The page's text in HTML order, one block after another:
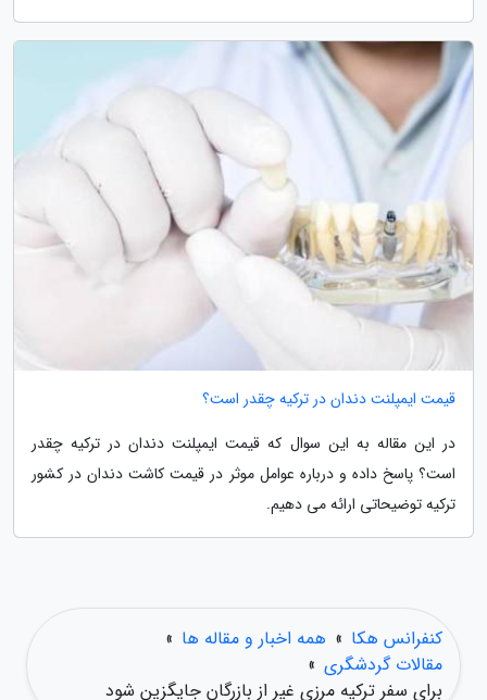
قیمت ایمپلنت دندان در ترکیه چقدر است؟
در این مقاله به این سوال که قیمت ایمپلنت دندان در ترکیه چقدر
است؟ پاسخ داده و درباره عوامل موثر در قیمت کاشت دندان در کشور
ترکیه توضیحاتی ارائه می دهیم.
کنفرانس هکا » همه اخبار و مقاله ها »
مقالات گردشگری »
برای سفر ترکیه مرزی غیر از بازرگان جایگزین شود